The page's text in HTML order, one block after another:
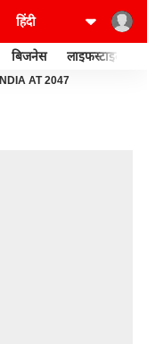
बिजनेस लाइफस्टाइल
INDIA AT 2047